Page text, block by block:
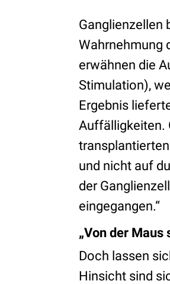
Ganglienzellen
Wahrnehmung
erwähnen die
Stimulation),
Ergebnis
Auffälligkeiten.
und nicht auf
der
eingegangen.“
„Von der Maus
Doch lassen
Hinsicht sind